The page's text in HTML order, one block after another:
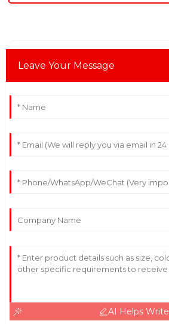
Leave Your Message
AI Helps Write